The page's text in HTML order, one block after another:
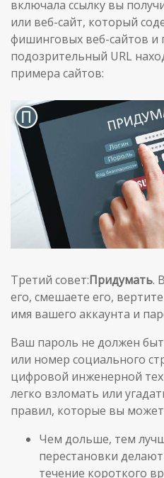
включала ссылку вы
или веб-сайт, который
фишинговых веб-сайтов и
подозрительный URL
примера сайтов:
Третий совет:Придумать.
его, смешаете его,
имя вашего аккаунта и
Ваш пароль не должен
или номер социального
цифровой инженерной
легко взломать или
правил, которые вы
Чем дольше, тем
перестановки
течение короткого